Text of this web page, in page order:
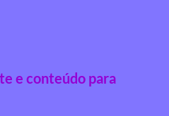
e conteúdo para